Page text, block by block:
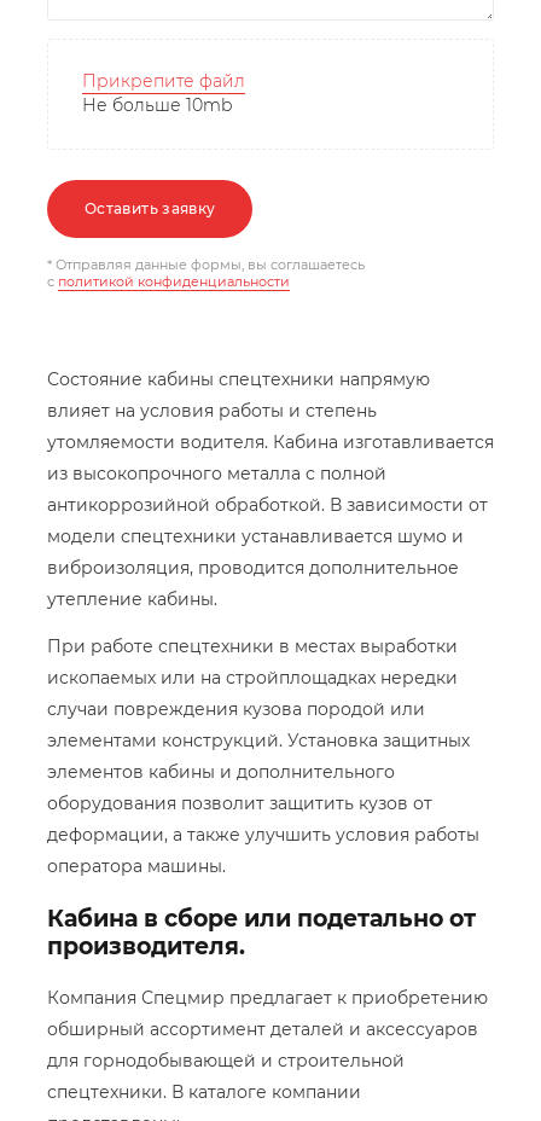
Прикрепите файл
Не больше 10mb
Оставить заявку
* Отправляя данные формы, вы соглашаетесь
c политикой конфиденциальности
Состояние кабины спецтехники напрямую
влияет на условия работы и степень
утомляемости водителя. Кабина изготавливается
из высокопрочного металла с полной
антикоррозийной обработкой. В зависимости от
модели спецтехники устанавливается шумо и
виброизоляция, проводится дополнительное
утепление кабины.
При работе спецтехники в местах выработки
ископаемых или на стройплощадках нередки
случаи повреждения кузова породой или
элементами конструкций. Установка защитных
элементов кабины и дополнительного
оборудования позволит защитить кузов от
деформации, а также улучшить условия работы
оператора машины.
Кабина в сборе или подетально от
производителя.
Компания Спецмир предлагает к приобретению
обширный ассортимент деталей и аксессуаров
для горнодобывающей и строительной
спецтехники. В каталоге компании